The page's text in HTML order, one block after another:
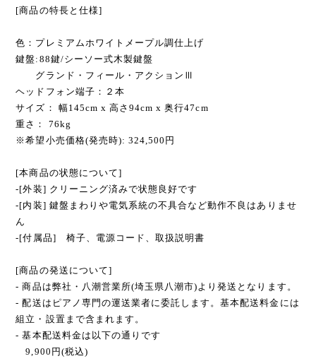
[商品の特長と仕様]
色：プレミアムホワイトメープル調仕上げ
鍵盤:88鍵/シーソー式木製鍵盤
グランド・フィール・アクションⅢ
ヘッドフォン端子：２本
サイズ： 幅145cm x 高さ94cm x 奥行47cm
重さ： 76kg
※希望小売価格(発売時): 324,500円
[本商品の状態について]
-[外装] クリーニング済みで状態良好です
-[内装] 鍵盤まわりや電気系統の不具合など動作不良はありませ
ん
-[付属品] 椅子、電源コード、取扱説明書
[商品の発送について]
- 商品は弊社・八潮営業所(埼玉県八潮市)より発送となります。
- 配送はピアノ専門の運送業者に委託します。基本配送料金には
組立・設置まで含まれます。
- 基本配送料金は以下の通りです
9,900円(税込)